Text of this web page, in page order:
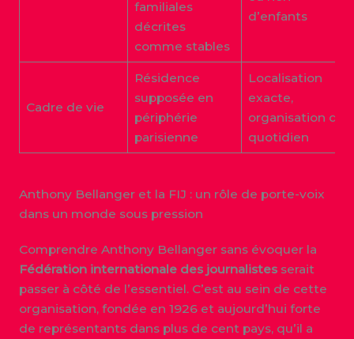
familiales
décrites
comme stables
d’enfants
Cadre de vie
Résidence
supposée en
périphérie
parisienne
Localisation
exacte,
organisation du
quotidien
Anthony Bellanger et la FIJ : un rôle de porte-voix
dans un monde sous pression
Comprendre Anthony Bellanger sans évoquer la
Fédération internationale des journalistesserait
passer à côté de l’essentiel. C’est au sein de cette
organisation, fondée en 1926 et aujourd’hui forte
de représentants dans plus de cent pays, qu’il a